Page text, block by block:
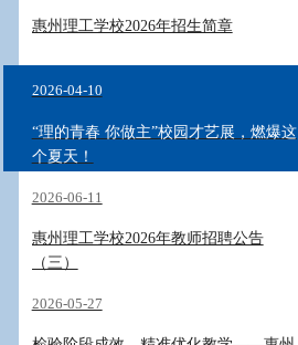
惠州理工学校2026年招生简章
2026-04-10
“理的青春 你做主”校园才艺展，燃爆这
个夏天！
2026-06-11
惠州理工学校2026年教师招聘公告
（三）
2026-05-27